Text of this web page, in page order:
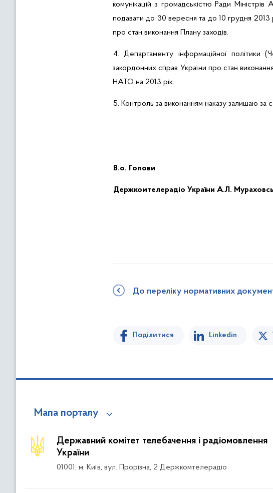
комунікацій з громадськістю Ради
подавати до 30 вересня та до 10 грудня 2013
про стан виконання Плану заходів.
4. Департаменту інформаційної політики
закордонних справ України про стан
НАТО на 2013 рік.
5. Контроль за виконанням наказу залишаю за
В.о. Голови
Держкомтелерадіо України А.Л.
До переліку нормативних
Поділитися Linkedin
Мапа порталу
Державний комітет телебачення і радіомовлення
України
01001, м. Київ, вул. Прорізна, 2 Держкомтелерадіо